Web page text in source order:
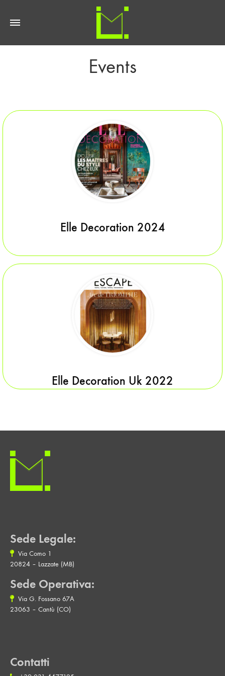
Events
Elle Decoration 2024
Elle Decoration Uk 2022
Sede Legale:
Via Como 1
20824 – Lazzate (MB)
Sede Operativa:
Via G. Fossano 67A
23063 – Cantù (CO)
Contatti